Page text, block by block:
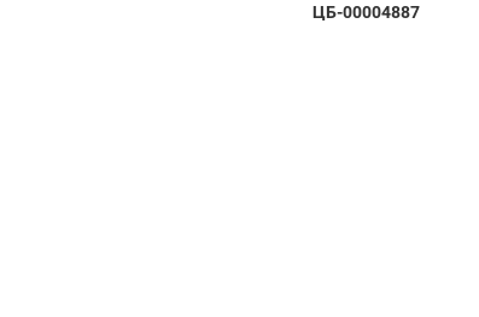
ЦБ-00004887